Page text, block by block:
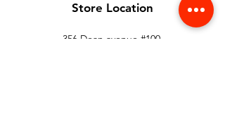
Store Location
356 Dean avenue #100,